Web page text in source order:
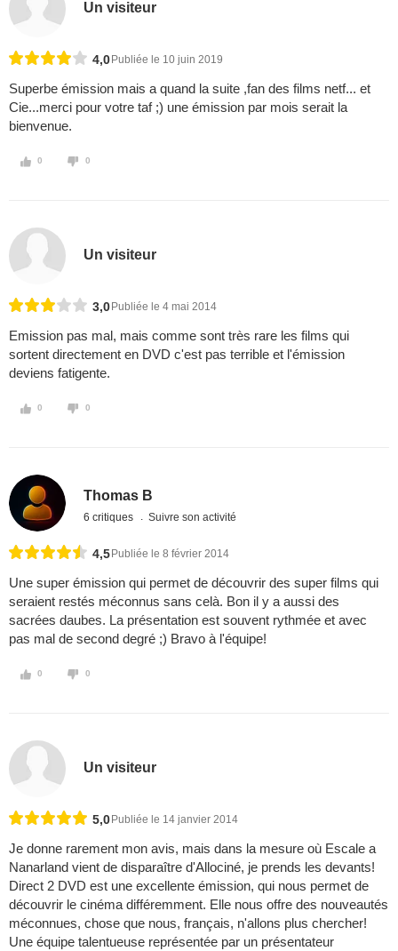
Un visiteur
4,0 Publiée le 10 juin 2019
Superbe émission mais a quand la suite ,fan des films netf... et
Cie...merci pour votre taf ;) une émission par mois serait la
bienvenue.
0 0
Un visiteur
3,0 Publiée le 4 mai 2014
Emission pas mal, mais comme sont très rare les films qui
sortent directement en DVD c'est pas terrible et l'émission
deviens fatigente.
0 0
Thomas B
6 critiques Suivre son activité
4,5 Publiée le 8 février 2014
Une super émission qui permet de découvrir des super films qui
seraient restés méconnus sans celà. Bon il y a aussi des
sacrées daubes. La présentation est souvent rythmée et avec
pas mal de second degré ;) Bravo à l'équipe!
0 0
Un visiteur
5,0 Publiée le 14 janvier 2014
Je donne rarement mon avis, mais dans la mesure où Escale a
Nanarland vient de disparaître d'Allociné, je prends les devants!
Direct 2 DVD est une excellente émission, qui nous permet de
découvrir le cinéma différemment. Elle nous offre des nouveautés
méconnues, chose que nous, français, n'allons plus chercher!
Une équipe talentueuse représentée par un présentateur